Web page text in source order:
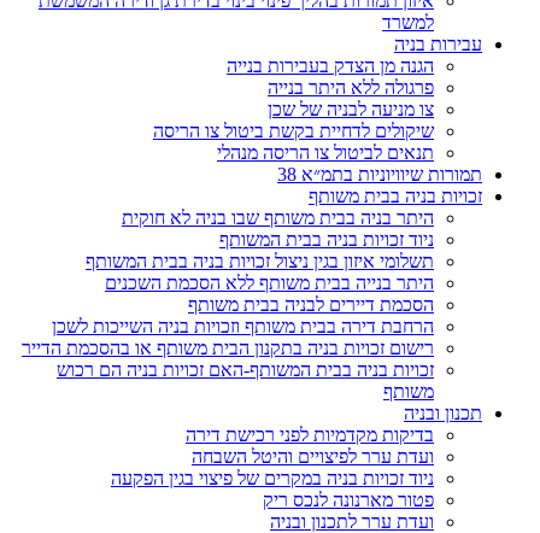
למשרד
עבירות בניה
הגנה מן הצדק בעבירות בנייה
פרגולה ללא היתר בנייה
צו מניעה לבניה של שכן
שיקולים לדחיית בקשת ביטול צו הריסה
תנאים לביטול צו הריסה מנהלי
תמורות שיוויוניות בתמ״א 38
זכויות בניה בבית משותף
היתר בניה בבית משותף שבו בניה לא חוקית
ניוד זכויות בניה בבית המשותף
תשלומי איזון בגין ניצול זכויות בניה בבית המשותף
היתר בנייה בבית משותף ללא הסכמת השכנים
הסכמת דיירים לבניה בבית משותף
הרחבת דירה בבית משותף וזכויות בניה השייכות לשכן
רישום זכויות בניה בתקנון הבית משותף או בהסכמת הדייר
זכויות בניה בבית המשותף-האם זכויות בניה הם רכוש
משותף
תכנון ובניה
בדיקות מקדמיות לפני רכישת דירה
ועדת ערר לפיצויים והיטל השבחה
ניוד זכויות בניה במקרים של פיצוי בגין הפקעה
פטור מארנונה לנכס ריק
ועדת ערר לתכנון ובניה